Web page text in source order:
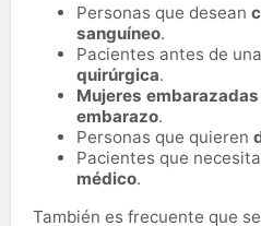
Personas que desean
sanguíneo.
Pacientes antes de una
quirúrgica.
Mujeres
embarazo.
Personas que quieren
Pacientes que
médico.
También es frecuente que